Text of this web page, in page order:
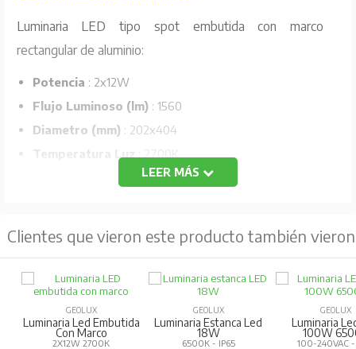
Luminaria LED tipo spot embutida con marco
rectangular de aluminio:
Potencia : 2x12W
Flujo Luminoso (lm): 1560
Diametro (mm) : 202x404
Temperatura Luz
: 2700K
: 220-240V
LEER MÁS
Clientes que vieron este producto también vieron
GEOLUX
Luminaria Led Embutida
Con Marco
2X12W 2700K
GEOLUX
Luminaria Estanca Led
18W
6500K - IP65
GEOLUX
Luminaria
100W
100-240VAC -